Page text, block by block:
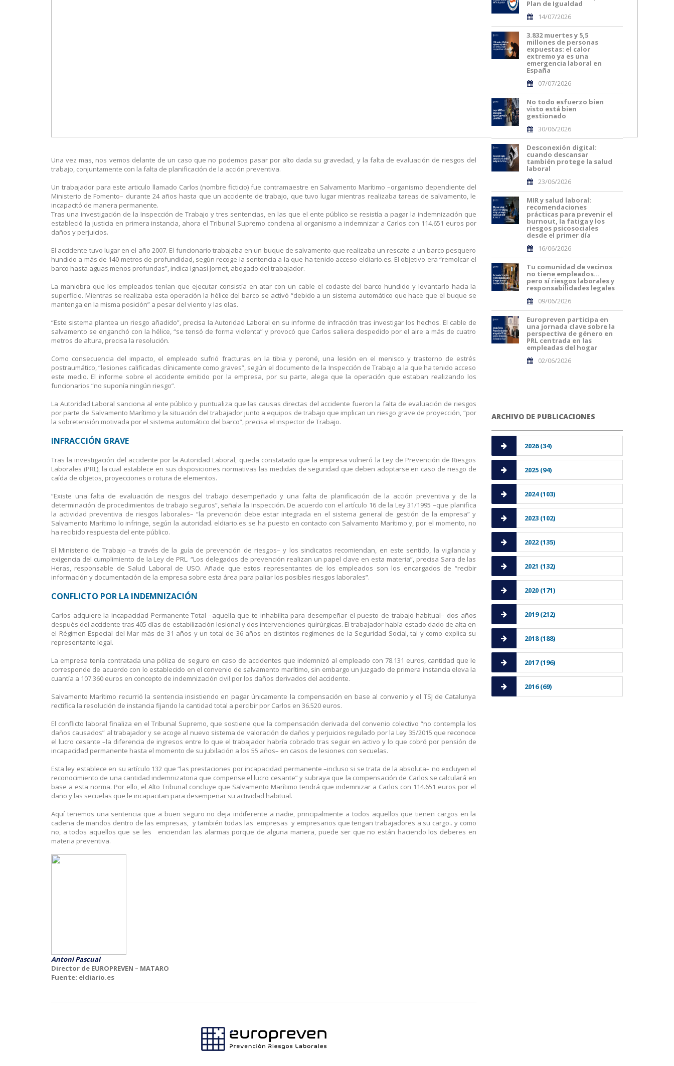
Una vez mas, nos vemos delante de un caso que no podemos pasar por alto dada su gravedad, y la falta de evaluación de riesgos del
trabajo, conjuntamente con la falta de planificación de la acción preventiva.
Un trabajador para este articulo llamado Carlos (nombre ficticio) fue contramaestre en Salvamento Marítimo –organismo dependiente del
Ministerio de Fomento– durante 24 años hasta que un accidente de trabajo, que tuvo lugar mientras realizaba tareas de salvamento, le
incapacitó de manera permanente.
Tras una investigación de la Inspección de Trabajo y tres sentencias, en las que el ente público se resistía a pagar la indemnización que
estableció la justicia en primera instancia, ahora el Tribunal Supremo condena al organismo a indemnizar a Carlos con 114.651 euros por
daños y perjuicios.
El accidente tuvo lugar en el año 2007. El funcionario trabajaba en un buque de salvamento que realizaba un rescate a un barco pesquero
hundido a más de 140 metros de profundidad, según recoge la sentencia a la que ha tenido acceso eldiario.es. El objetivo era “remolcar el
barco hasta aguas menos profundas”, indica Ignasi Jornet, abogado del trabajador.
La maniobra que los empleados tenían que ejecutar consistía en atar con un cable el codaste del barco hundido y levantarlo hacia la
superficie. Mientras se realizaba esta operación la hélice del barco se activó “debido a un sistema automático que hace que el buque se
mantenga en la misma posición” a pesar del viento y las olas.
“Este sistema plantea un riesgo añadido”, precisa la Autoridad Laboral en su informe de infracción tras investigar los hechos. El cable de
salvamento se enganchó con la hélice, “se tensó de forma violenta” y provocó que Carlos saliera despedido por el aire a más de cuatro
metros de altura, precisa la resolución.
Como consecuencia del impacto, el empleado sufrió fracturas en la tibia y peroné, una lesión en el menisco y trastorno de estrés
postraumático, “lesiones calificadas clínicamente como graves”, según el documento de la Inspección de Trabajo a la que ha tenido acceso
este medio. El informe sobre el accidente emitido por la empresa, por su parte, alega que la operación que estaban realizando los
funcionarios “no suponía ningún riesgo”.
La Autoridad Laboral sanciona al ente público y puntualiza que las causas directas del accidente fueron la falta de evaluación de riesgos
por parte de Salvamento Marítimo y la situación del trabajador junto a equipos de trabajo que implican un riesgo grave de proyección, “por
la sobretensión motivada por el sistema automático del barco”, precisa el inspector de Trabajo.
INFRACCIÓN GRAVE
Tras la investigación del accidente por la Autoridad Laboral, queda constatado que la empresa vulneró la Ley de Prevención de Riesgos
Laborales (PRL), la cual establece en sus disposiciones normativas las medidas de seguridad que deben adoptarse en caso de riesgo de
caída de objetos, proyecciones o rotura de elementos.
“Existe una falta de evaluación de riesgos del trabajo desempeñado y una falta de planificación de la acción preventiva y de la
determinación de procedimientos de trabajo seguros”, señala la Inspección. De acuerdo con el artículo 16 de la Ley 31/1995 –que planifica
la actividad preventiva de riesgos laborales– “la prevención debe estar integrada en el sistema general de gestión de la empresa” y
Salvamento Marítimo lo infringe, según la autoridad. eldiario.es se ha puesto en contacto con Salvamento Marítimo y, por el momento, no
ha recibido respuesta del ente público.
El Ministerio de Trabajo –a través de la guía de prevención de riesgos– y los sindicatos recomiendan, en este sentido, la vigilancia y
exigencia del cumplimiento de la Ley de PRL. “Los delegados de prevención realizan un papel clave en esta materia”, precisa Sara de las
Heras, responsable de Salud Laboral de USO. Añade que estos representantes de los empleados son los encargados de “recibir
información y documentación de la empresa sobre esta área para paliar los posibles riesgos laborales”.
CONFLICTO POR LA INDEMNIZACIÓN
Carlos adquiere la Incapacidad Permanente Total –aquella que te inhabilita para desempeñar el puesto de trabajo habitual– dos años
después del accidente tras 405 días de estabilización lesional y dos intervenciones quirúrgicas. El trabajador había estado dado de alta en
el Régimen Especial del Mar más de 31 años y un total de 36 años en distintos regímenes de la Seguridad Social, tal y como explica su
representante legal.
La empresa tenía contratada una póliza de seguro en caso de accidentes que indemnizó al empleado con 78.131 euros, cantidad que le
corresponde de acuerdo con lo establecido en el convenio de salvamento marítimo, sin embargo un juzgado de primera instancia eleva la
cuantía a 107.360 euros en concepto de indemnización civil por los daños derivados del accidente.
Salvamento Marítimo recurrió la sentencia insistiendo en pagar únicamente la compensación en base al convenio y el TSJ de Catalunya
rectifica la resolución de instancia fijando la cantidad total a percibir por Carlos en 36.520 euros.
El conflicto laboral finaliza en el Tribunal Supremo, que sostiene que la compensación derivada del convenio colectivo “no contempla los
daños causados” al trabajador y se acoge al nuevo sistema de valoración de daños y perjuicios regulado por la Ley 35/2015 que reconoce
el lucro cesante –la diferencia de ingresos entre lo que el trabajador habría cobrado tras seguir en activo y lo que cobró por pensión de
incapacidad permanente hasta el momento de su jubilación a los 55 años– en casos de lesiones con secuelas.
Esta ley establece en su artículo 132 que “las prestaciones por incapacidad permanente –incluso si se trata de la absoluta– no excluyen el
reconocimiento de una cantidad indemnizatoria que compense el lucro cesante” y subraya que la compensación de Carlos se calculará en
base a esta norma. Por ello, el Alto Tribunal concluye que Salvamento Marítimo tendrá que indemnizar a Carlos con 114.651 euros por el
daño y las secuelas que le incapacitan para desempeñar su actividad habitual.
Aquí tenemos una sentencia que a buen seguro no deja indiferente a nadie, principalmente a todos aquellos que tienen cargos en la
cadena de mandos dentro de las empresas, y también todas las empresas y empresarios que tengan trabajadores a su cargo.. y como
no, a todos aquellos que se les enciendan las alarmas porque de alguna manera, puede ser que no están haciendo los deberes en
materia preventiva.
Antoni Pascual
Director de EUROPREVEN – MATARO
Fuente: eldiario.es
Plan de Igualdad
14/07/2026
3.832 muertes y 5,5
millones de personas
expuestas: el calor
extremo ya es una
emergencia laboral en
España
07/07/2026
No todo esfuerzo bien
visto está bien
gestionado
30/06/2026
Desconexión digital:
cuando descansar
también protege la salud
laboral
23/06/2026
MIR y salud laboral:
recomendaciones
prácticas para prevenir el
burnout, la fatiga y los
riesgos psicosociales
desde el primer día
16/06/2026
Tu comunidad de vecinos
no tiene empleados…
pero sí riesgos laborales y
responsabilidades legales
09/06/2026
Europreven participa en
una jornada clave sobre la
perspectiva de género en
PRL centrada en las
empleadas del hogar
02/06/2026
ARCHIVO DE PUBLICACIONES
2026 (34)
2025 (94)
2024 (103)
2023 (102)
2022 (135)
2021 (132)
2020 (171)
2019 (212)
2018 (188)
2017 (196)
2016 (69)